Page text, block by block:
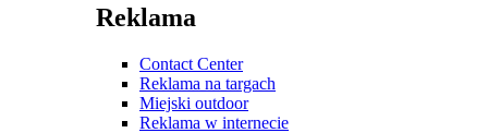
Reklama
Contact Center
Reklama na targach
Miejski outdoor
Reklama w internecie